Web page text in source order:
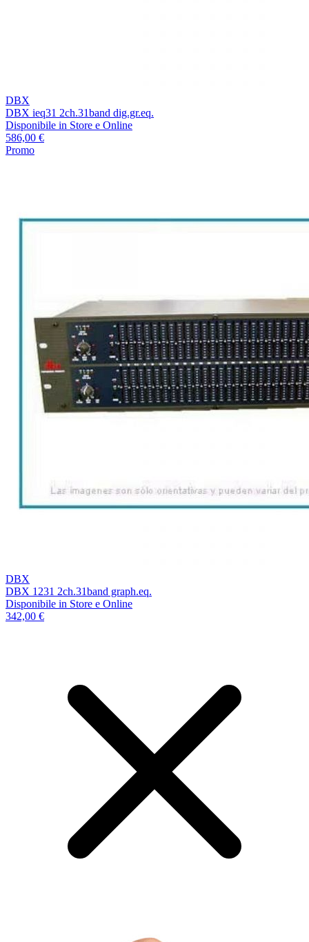
DBX
DBX ieq31 2ch.31band dig.gr.eq.
Disponibile in Store e Online
586,00 €
Promo
DBX
DBX 1231 2ch.31band graph.eq.
Disponibile in Store e Online
342,00 €